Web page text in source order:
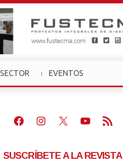
SECTOR
»
EVENTOS
»
Facebook
Instagram
X Youtube
Feed RSS
SUSCRÍBETE A LA REVISTA